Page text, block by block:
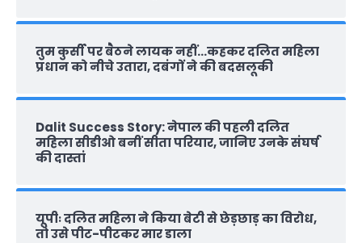
तुम कुर्सी पर बैठने लायक नहीं…कहकर दलित महिला
प्रधान को नीचे उतारा, दबंगों ने की बदसलूकी
Dalit Success Story: नेपाल की पहली दलित
महिला सीडीओ बनीं सीता परियार, जानिए उनके संघर्ष
की दास्‍तां
यूपीः दलित महिला ने किया बेटी से छेड़छाड़ का विरोध,
तो उसे पीट-पीटकर मार डाला